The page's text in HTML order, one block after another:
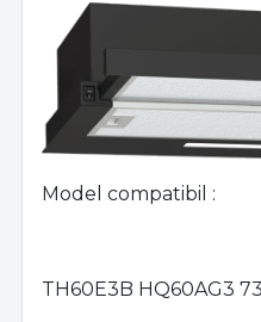
Model compatibil :
TH60E3B HQ60AG3